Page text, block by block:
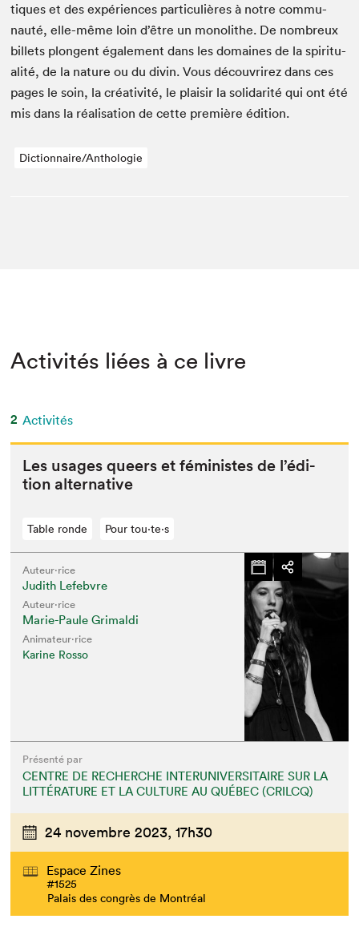
tiques et des expéri­ences par­ti­c­ulières à notre com­mu­
nauté, elle-même loin d’être un mono­lithe. De nom­breux
bil­lets plon­gent égale­ment dans les domaines de la spir­i­tu­
al­ité, de la nature ou du divin. Vous décou­vrirez dans ces
pages le soin, la créa­tiv­ité, le plaisir la sol­i­dar­ité qui ont été
mis dans la réal­i­sa­tion de cette pre­mière édition.
Dictionnaire/Anthologie
Activités liées à ce livre
2 Activités
Les usages queers et fémin­istes de l’édi­
tion alternative
Table ronde Pour tou⋅te⋅s
Auteur·rice
Judith Lefebvre
Auteur·rice
Marie-Paule Grimaldi
Animateur⋅rice
Karine Rosso
Présenté par
CENTRE DE RECHERCHE INTERUNIVERSITAIRE SUR LA
LITTÉRATURE ET LA CULTURE AU QUÉBEC (CRILCQ)
24 novembre 2023, 17h30
Espace Zines
#1525
Palais des congrès de Montréal